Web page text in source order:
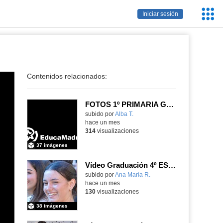
Iniciar sesión
Contenidos relacionados:
FOTOS 1º PRIMARIA GONZALO DE BERCEO
subido porAlba T.
37 imágenes
hace un mes
314visualizaciones
Vídeo Graduación 4º ESO 2025-2026 (2)
subido porAna María R.
38 imágenes
hace un mes
130visualizaciones